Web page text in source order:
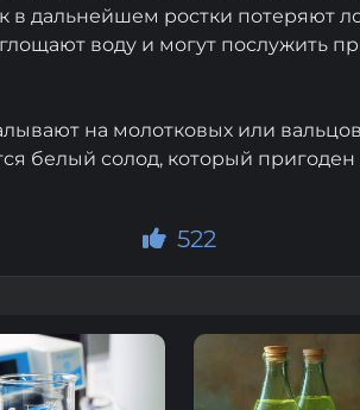
в дальнейшем ростки потеряют
воду и могут послужить
на молотковых или
белый солод, который пригоден
522